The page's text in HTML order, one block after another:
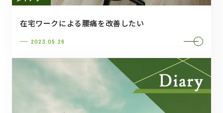
在宅ワークによる腰痛を改善したい
2023.05.26